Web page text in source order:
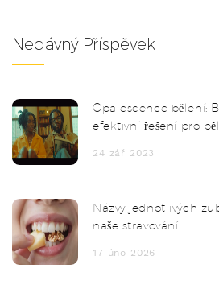
Nedávný Příspěvek
Opalescence bělení:
efektivní řešení pro
24 zář 2023
Názvy jednotlivých
naše stravování
17 úno 2026